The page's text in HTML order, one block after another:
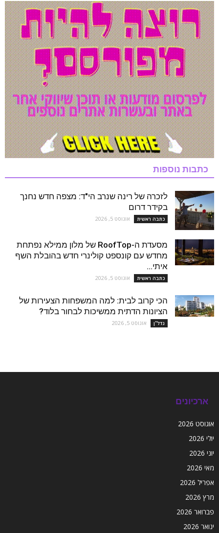
כתבות נוספות
לזכרה של רינה שנרב הי"ד: מצפה חדש נחנך
בקידר דרום
כתבה ראשית אוגוסט 5, 2026
מסעדת ה-RoofTop של מלון ממילא נפתחת
מחדש עם קונספט קולינרי חדש בהובלת השף
איתי...
כתבה ראשית אוגוסט 5, 2026
הכי קרוב לבית: למה המשפחות הצעירות של
הציונות הדתית ממשיכות לבחור בלוד?
נדל''ן אוגוסט 5, 2026
ארכיונים
אוגוסט 2026
יולי 2026
יוני 2026
מאי 2026
אפריל 2026
מרץ 2026
פברואר 2026
ינואר 2026